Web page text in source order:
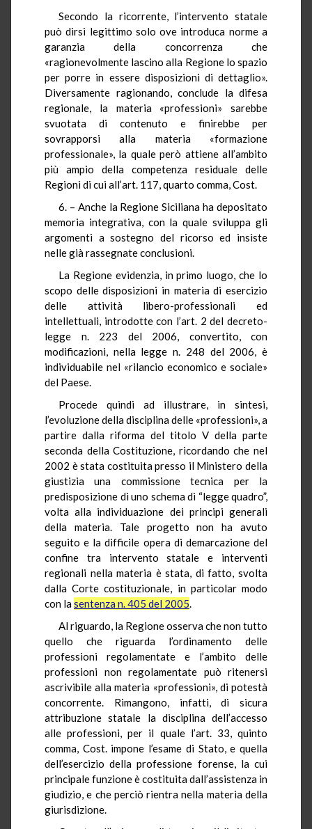
Secondo la ricorrente, l’intervento statale
può dirsi legittimo solo ove introduca norme a
garanzia della concorrenza che
«ragionevolmente lascino alla Regione lo spazio
per porre in essere disposizioni di dettaglio».
Diversamente ragionando, conclude la difesa
regionale, la materia «professioni» sarebbe
svuotata di contenuto e finirebbe per
sovrapporsi alla materia «formazione
professionale», la quale però attiene all’ambito
più ampio della competenza residuale delle
Regioni di cui all’art. 117, quarto comma, Cost.
6. – Anche la Regione Siciliana ha depositato
memoria integrativa, con la quale sviluppa gli
argomenti a sostegno del ricorso ed insiste
nelle già rassegnate conclusioni.
La Regione evidenzia, in primo luogo, che lo
scopo delle disposizioni in materia di esercizio
delle attività libero-professionali ed
intellettuali, introdotte con l’art. 2 del decreto-
legge n. 223 del 2006, convertito, con
modificazioni, nella legge n. 248 del 2006, è
individuabile nel «rilancio economico e sociale»
del Paese.
Procede quindi ad illustrare, in sintesi,
l’evoluzione della disciplina delle «professioni», a
partire dalla riforma del titolo V della parte
seconda della Costituzione, ricordando che nel
2002 è stata costituita presso il Ministero della
giustizia una commissione tecnica per la
predisposizione di uno schema di “legge quadro”,
volta alla individuazione dei principi generali
della materia. Tale progetto non ha avuto
seguito e la difficile opera di demarcazione del
confine tra intervento statale e interventi
regionali nella materia è stata, di fatto, svolta
dalla Corte costituzionale, in particolar modo
con lasentenza n. 405 del 2005.
Al riguardo, la Regione osserva che non tutto
quello che riguarda l’ordinamento delle
professioni regolamentate e l’ambito delle
professioni non regolamentate può ritenersi
ascrivibile alla materia «professioni», di potestà
concorrente. Rimangono, infatti, di sicura
attribuzione statale la disciplina dell’accesso
alle professioni, per il quale l’art. 33, quinto
comma, Cost. impone l’esame di Stato, e quella
dell’esercizio della professione forense, la cui
principale funzione è costituita dall’assistenza in
giudizio, e che perciò rientra nella materia della
giurisdizione.